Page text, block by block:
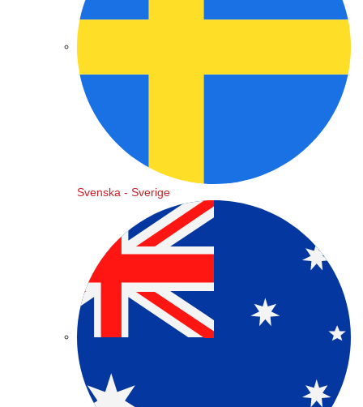
Svenska - Sverige